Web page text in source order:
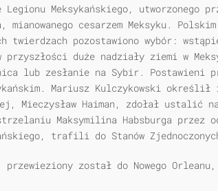
Meksykańskiego, utworzonego
cesarzem Meksyku. Polskim
twierdzach pozostawiono wybór:
duże nadziały ziemi w
lub zesłanie na Sybir. Postawieni
Mariusz Kulczykowski
Mieczysław Haiman, zdołał ustalić
Maksymilina Habsburga przez
trafili do Stanów
został do Nowego Orleanu,